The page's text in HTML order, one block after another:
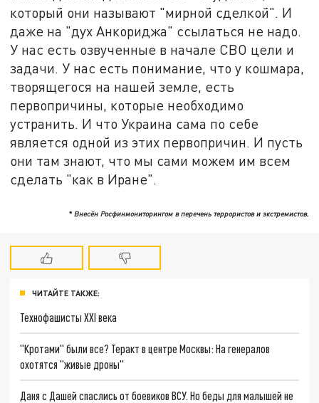
который они называют "мирной сделкой". И
даже на "дух Анкориджа" ссылаться не надо.
У нас есть озвученные в начале СВО цели и
задачи. У нас есть понимание, что у кошмара,
творящегося на нашей земле, есть
первопричины, которые необходимо
устранить. И что Украина сама по себе
является одной из этих первопричин. И пусть
они там знают, что мы сами можем им всем
сделать "как в Иране".
* Внесён Росфинмониторингом в перечень террористов и экстремистов.
ЧИТАЙТЕ ТАКЖЕ:
Технофашисты XXI века
"Кротами" были все? Теракт в центре Москвы: На генералов
охотятся "живые дроны"
Даня с Дашей спаслись от боевиков ВСУ. Но беды для малышей не